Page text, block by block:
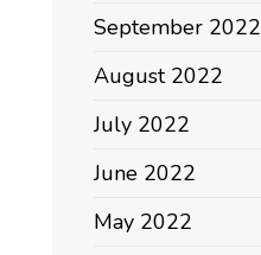
September 2022
August 2022
July 2022
June 2022
May 2022